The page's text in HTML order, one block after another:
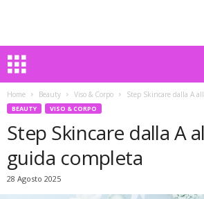
Home Beauty Viso & Corpo Step Skincare dalla A
BEAUTY VISO & CORPO
Step Skincare dalla A
guida completa
28 Agosto 2025